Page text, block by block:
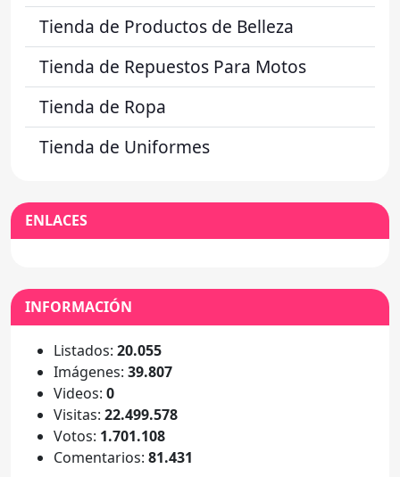
Tienda de Productos de Belleza
Tienda de Repuestos Para Motos
Tienda de Ropa
Tienda de Uniformes
ENLACES
INFORMACIÓN
Listados: 20.055
Imágenes: 39.807
Videos: 0
Visitas: 22.499.578
Votos: 1.701.108
Comentarios: 81.431